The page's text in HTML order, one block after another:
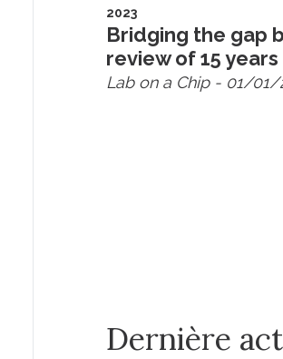
2023
Bridging the gap
review of 15
Lab on a Chip- 01/01/
Dernière